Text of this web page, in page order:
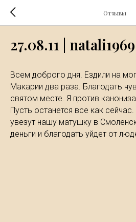
Отзывы
27.08.11 | natali1969
Всем доброго дня. Ездили на
Макарии два раза. Благодать
святом месте. Я против
Пусть останется все как
увезут нашу матушку в
деньги и благодать уйдет от